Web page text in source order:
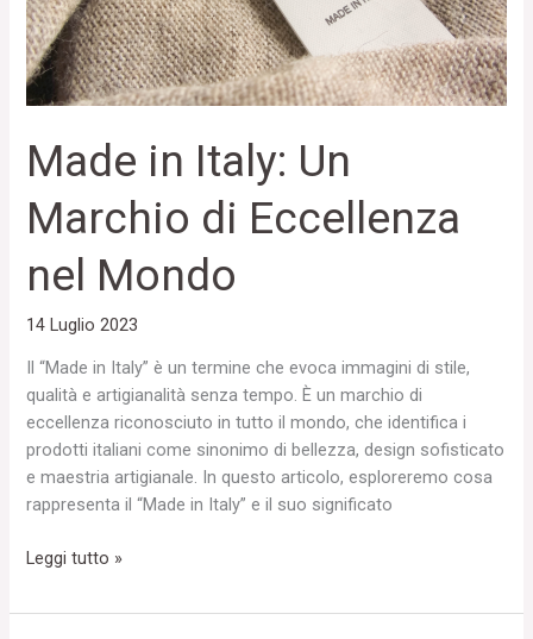
Made in Italy: Un
Marchio di Eccellenza
nel Mondo
14 Luglio 2023
Il “Made in Italy” è un termine che evoca immagini di stile,
qualità e artigianalità senza tempo. È un marchio di
eccellenza riconosciuto in tutto il mondo, che identifica i
prodotti italiani come sinonimo di bellezza, design sofisticato
e maestria artigianale. In questo articolo, esploreremo cosa
rappresenta il “Made in Italy” e il suo significato
Eccellenza
nel
Mondo
Leggi tutto »